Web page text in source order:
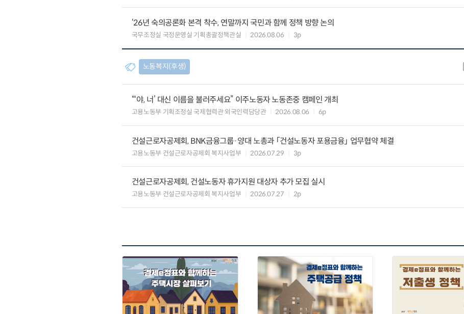
‘26년 숙의공론화 본격 착수, 연말까지 국민과 함께 정책 방향 논의
국무조정실 국정운영실 기획총괄정책관실 2026.08.06 3p
노동복지(후생)
“‘야, 너’ 대신 이름을 불러주세요” 이주노동자 노동존중 캠페인 개최
고용노동부 기획조정실 국제협력관 외국인력담당관 2026.08.06 6p
건설근로자공제회, BNK금융그룹·양대 노총과 「건설노동자 포용금융」 업무협약 체결
고용노동부 건설근로자공제회 복지사업부 2026.07.29 3p
건설근로자공제회, 건설노동자 휴가지원 대상자 추가 모집 실시
고용노동부 건설근로자공제회 복지사업부 2026.07.27 2p